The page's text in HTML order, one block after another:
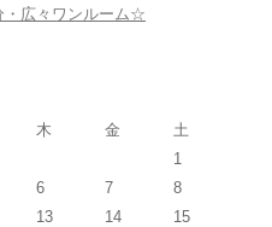
・広々ワンルーム☆
木 金
土
1
6 7
8
13 14
15